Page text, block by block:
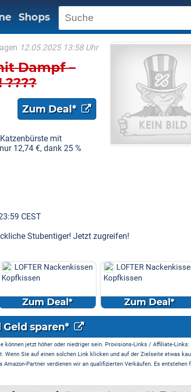
Shops
12.05.2025 13:58 Uhr
Dampf –
Zum Deal*
mit
12,74 €, dank 25 %
CEST
Stubentiger! Jetzt zugreifen!
LOFTER Nackenkissen
Kopfkissen
Zum Deal*
LOFTER
Kopfkissen
Zum Deal*
sparen*
jetzt höher oder niedriger sein. Provisions-Links / Affiliate-
Sie auf einen solchen Link klicken und auf der Zielseite etwas
Partner verdienen wir an qualifizierten Verkäufen. Es entstehen